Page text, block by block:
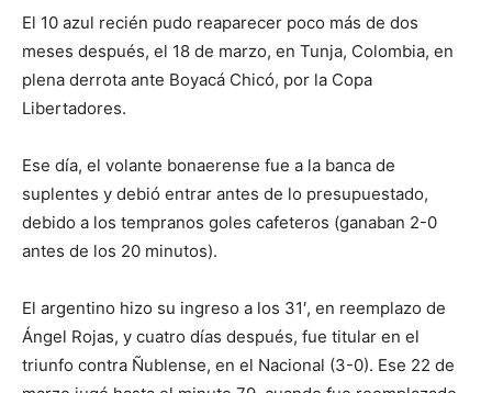
El 10 azul recién pudo reaparecer poco más de dos
meses después, el 18 de marzo, en Tunja, Colombia, en
plena derrota ante Boyacá Chicó, por la Copa
Libertadores.
Ese día, el volante bonaerense fue a la banca de
suplentes y debió entrar antes de lo presupuestado,
debido a los tempranos goles cafeteros (ganaban 2-0
antes de los 20 minutos).
El argentino hizo su ingreso a los 31′, en reemplazo de
Ángel Rojas, y cuatro días después, fue titular en el
triunfo contra Ñublense, en el Nacional (3-0). Ese 22 de